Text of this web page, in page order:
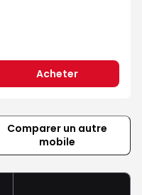
Acheter
Comparer un autre
mobile